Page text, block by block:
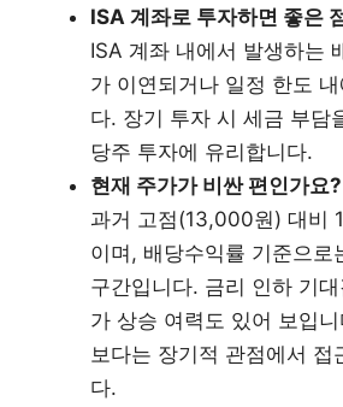
ISA 계좌로 투자하면 좋은
ISA 계좌 내에서 발생하는
가 이연되거나 일정 한도
다. 장기 투자 시 세금 부담
당주 투자에 유리합니다.
현재 주가가 비싼 편인가요?
과거 고점(13,000원) 대비
이며, 배당수익률 기준으로
구간입니다. 금리 인하 기
가 상승 여력도 있어 보입
보다는 장기적 관점에서 접
다.